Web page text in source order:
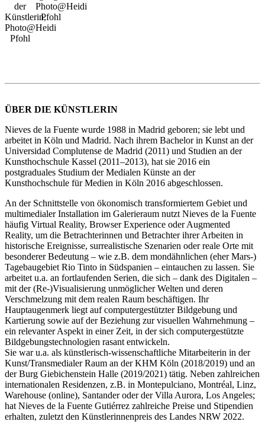
der
Künstlerin,
Photo@Heidi
Pfohl
Photo@Heidi
Pfohl
ÜBER DIE KÜNSTLERIN
Nieves de la Fuente wurde 1988 in Madrid geboren; sie lebt und
arbeitet in Köln und Madrid. Nach ihrem Bachelor in Kunst an der
Universidad Complutense de Madrid (2011) und Studien an der
Kunsthochschule Kassel (2011–2013), hat sie 2016 ein
postgraduales Studium der Medialen Künste an der
Kunsthochschule für Medien in Köln 2016 abgeschlossen.
An der Schnittstelle von ökonomisch transformiertem Gebiet und
multimedialer Installation im Galerieraum nutzt Nieves de la Fuente
häufig Virtual Reality, Browser Experience oder Augmented
Reality, um die Betrachterinnen und Betrachter ihrer Arbeiten in
historische Ereignisse, surrealistische Szenarien oder reale Orte mit
besonderer Bedeutung – wie z.B. dem mondähnlichen (eher Mars-)
Tagebaugebiet Rio Tinto in Südspanien – eintauchen zu lassen. Sie
arbeitet u.a. an fortlaufenden Serien, die sich – dank des Digitalen –
mit der (Re-)Visualisierung unmöglicher Welten und deren
Verschmelzung mit dem realen Raum beschäftigen. Ihr
Hauptaugenmerk liegt auf computergestützter Bildgebung und
Kartierung sowie auf der Beziehung zur visuellen Wahrnehmung –
ein relevanter Aspekt in einer Zeit, in der sich computergestützte
Bildgebungstechnologien rasant entwickeln.
Sie war u.a. als künstlerisch-wissenschaftliche Mitarbeiterin in der
Kunst/Transmedialer Raum an der KHM Köln (2018/2019) und an
der Burg Giebichenstein Halle (2019/2021) tätig. Neben zahlreichen
internationalen Residenzen, z.B. in Montepulciano, Montréal, Linz,
Warehouse (online), Santander oder der Villa Aurora, Los Angeles;
hat Nieves de la Fuente Gutiérrez zahlreiche Preise und Stipendien
erhalten, zuletzt den Künstlerinnenpreis des Landes NRW 2022.